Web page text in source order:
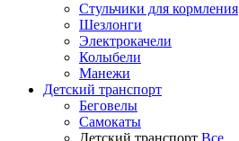
Cтульчики для кормления
Шезлонги
Электрокачели
Колыбели
Манежи
Детский транспорт
Беговелы
Самокаты
Детский транспорт Все